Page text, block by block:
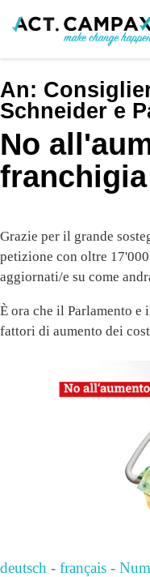
An:
Schneider e
No
Grazie per il grande
petizione con oltre
aggiornati/e su come
È ora che il Parlamento
fattori di aumento dei
deutsch - français -